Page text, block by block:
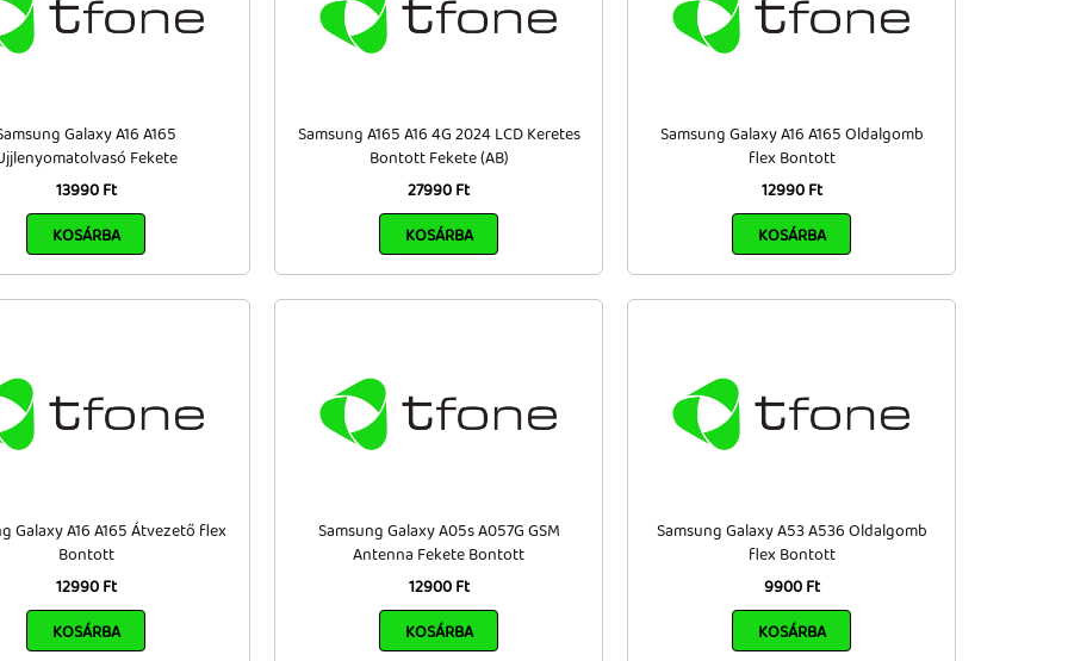
Galaxy A16 A165
Fekete
13990 Ft
KOSÁRBA
Samsung A165 A16 4G 2024 LCD Keretes
Bontott Fekete (AB)
27990 Ft
KOSÁRBA
Samsung Galaxy A16 A165 Oldalgomb
flex Bontott
12990 Ft
KOSÁRBA
Galaxy A16 A165 Átvezető flex
Bontott
12990 Ft
KOSÁRBA
Samsung Galaxy A05s A057G GSM
Antenna Fekete Bontott
12900 Ft
KOSÁRBA
Samsung Galaxy A53 A536 Oldalgomb
flex Bontott
9900 Ft
KOSÁRBA